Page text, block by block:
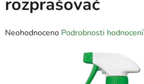
rozprašovač
Průměrné
Neohodnoceno Podrobnosti hodnocení